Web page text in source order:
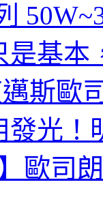
是基本
斯歐
發光！
歐司